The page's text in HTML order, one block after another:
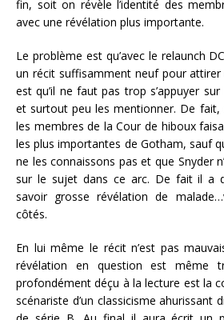
fin, soit on révèle l’identité des
avec une révélation plus importante.
Le problème est qu’avec le relaunch
un récit suffisamment neuf pour attirer
est qu’il ne faut pas trop s’appuyer
et surtout peu les mentionner. De fait,
les membres de la Cour de hiboux
les plus importantes de Gotham, sauf
ne les connaissons pas et que Snyder
sur le sujet dans ce arc. De fait il a
savoir grosse révélation de
côtés.
En lui même le récit n’est pas
révélation en question est même
profondément déçu à la lecture est la
scénariste d’un classicisme ahurissant